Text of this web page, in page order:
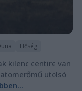
Hőség
kilenc centire van
utolsó